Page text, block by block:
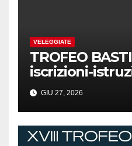
VELEGGIATE
TROFEO
iscrizioni-
comunicati!
GIU 27, 2026